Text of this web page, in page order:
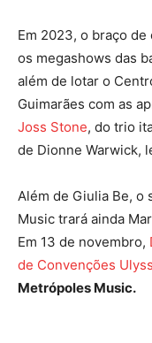
Em 2023, o braço
os megashows das
além de lotar o
Guimarães com as
Joss Stone, do trio
de Dionne Warwick,
Além de Giulia Be, o
Music trará ainda
Em 13 de novembro,
de Convenções
Metrópoles Music.